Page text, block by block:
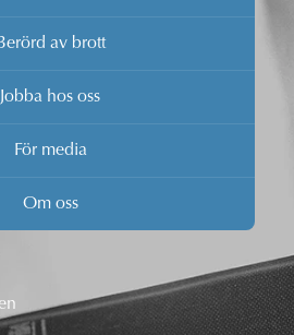
Berörd av brott
Jobba hos oss
För media
Om oss